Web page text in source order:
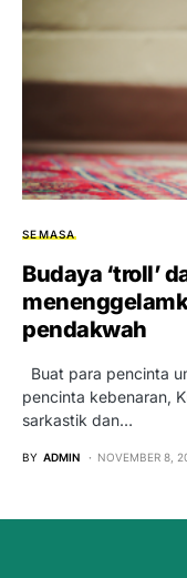
SEMASA
Budaya ‘troll’
pendakwah
Buat para pencinta
pencinta kebenaran,
sarkastik dan…
BY ADMIN NOVEMBER 8,